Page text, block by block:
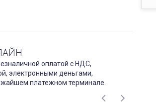
оплатой с НДС,
электронными деньгами,
платежном терминале.